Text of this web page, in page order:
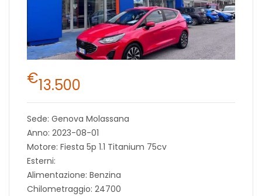
€13.500
Sede: Genova Molassana
Anno: 2023-08-01
Motore: Fiesta 5p 1.1 Titanium 75cv
Esterni:
Alimentazione: Benzina
Chilometraggio: 24700